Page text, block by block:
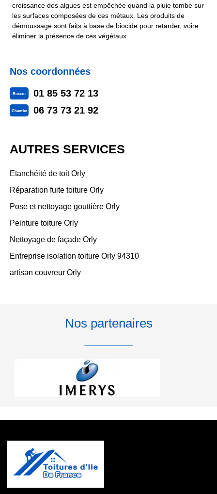
croissance des algues est empêchée quand la pluie tombe sur
les surfaces composées de ces métaux. Les produits de
démoussage sont faits à base de biocide pour retarder, voire
éliminer la présence de ces végétaux.
Nos coordonnées
Bureau 01 85 53 72 13
Chantier 06 73 73 21 92
AUTRES SERVICES
Etanchéité de toit Orly
Réparation fuite toiture Orly
Pose et nettoyage gouttière Orly
Peinture toiture Orly
Nettoyage de façade Orly
Entreprise isolation toiture Orly 94310
artisan couvreur Orly
Nos partenaires